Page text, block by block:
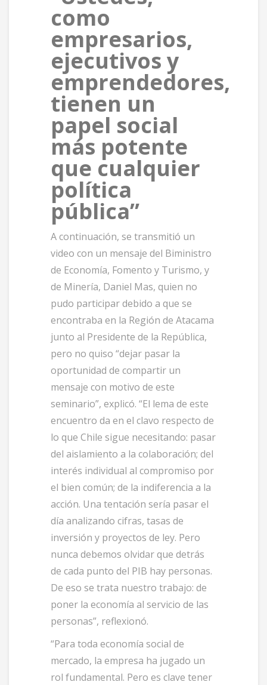
como
empresarios,
ejecutivos y
emprendedores,
tienen un
papel social
más potente
que cualquier
política
pública”
A continuación, se transmitió un
video con un mensaje del Biministro
de Economía, Fomento y Turismo, y
de Minería, Daniel Mas, quien no
pudo participar debido a que se
encontraba en la Región de Atacama
junto al Presidente de la República,
pero no quiso “dejar pasar la
oportunidad de compartir un
mensaje con motivo de este
seminario”, explicó. “El lema de este
encuentro da en el clavo respecto de
lo que Chile sigue necesitando: pasar
del aislamiento a la colaboración; del
interés individual al compromiso por
el bien común; de la indiferencia a la
acción. Una tentación sería pasar el
día analizando cifras, tasas de
inversión y proyectos de ley. Pero
nunca debemos olvidar que detrás
de cada punto del PIB hay personas.
De eso se trata nuestro trabajo: de
poner la economía al servicio de las
personas”, reflexionó.
“Para toda economía social de
mercado, la empresa ha jugado un
rol fundamental. Pero es clave tener